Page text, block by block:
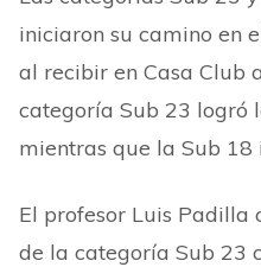
iniciaron su camino en
al recibir en Casa Club
categoría Sub 23 logró
mientras que la Sub
El profesor Luis Padilla
de la categoría Sub 23